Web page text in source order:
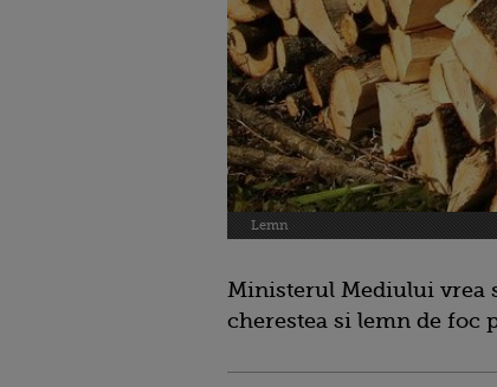
Lemn
Ministerul Mediului vrea
cherestea si lemn de foc